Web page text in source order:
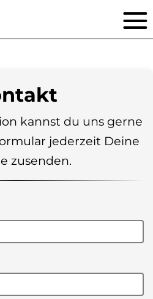
kannst du uns gerne
jederzeit Deine
zusenden.